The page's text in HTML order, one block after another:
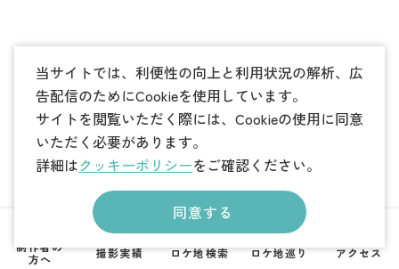
当サイトでは、利便性の向上と利用状況の解析、広
告配信のためにCookieを使用しています。
サイトを閲覧いただく際には、Cookieの使用に同意
いただく必要があります。
詳細はクッキーポリシーをご確認ください。
同意する